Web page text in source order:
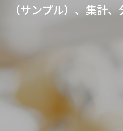
（サンプル）、集計